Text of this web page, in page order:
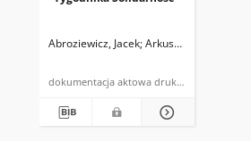
Abroziewicz, Jacek Arkuszewski, Wojciech
dokumentacja aktowa druk powielony